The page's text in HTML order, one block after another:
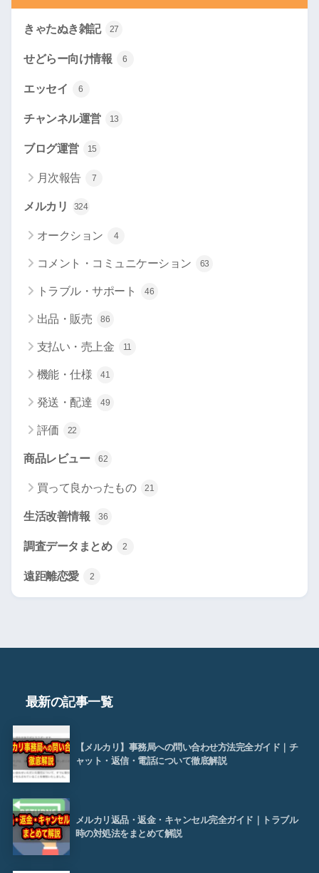
きゃたぬき雑記 27
せどらー向け情報 6
エッセイ 6
チャンネル運営 13
ブログ運営 15
月次報告 7
メルカリ 324
オークション 4
コメント・コミュニケーション 63
トラブル・サポート 46
出品・販売 86
支払い・売上金 11
機能・仕様 41
発送・配達 49
評価 22
商品レビュー 62
買って良かったもの 21
生活改善情報 36
調査データまとめ 2
遠距離恋愛 2
最新の記事一覧
【メルカリ】事務局への問い合わせ方法完全ガイド｜チ
ャット・返信・電話について徹底解説
メルカリ返品・返金・キャンセル完全ガイド｜トラブル
時の対処法をまとめて解説